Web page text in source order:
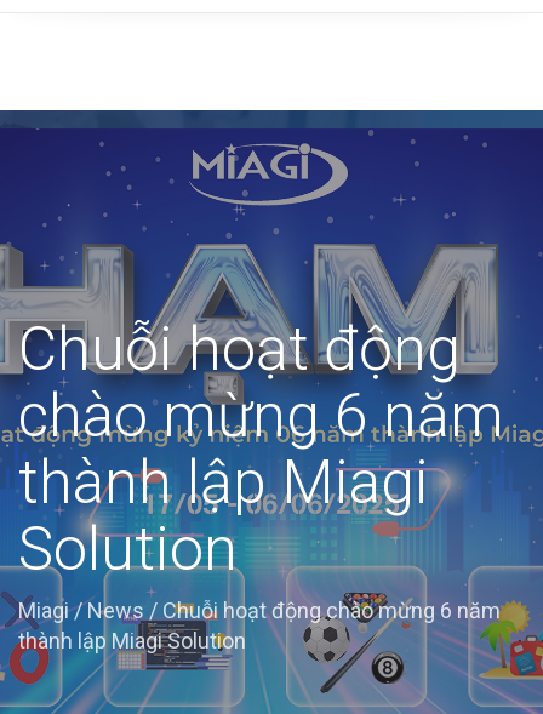
Chuỗi hoạt động
chào mừng 6 năm
thành lập Miagi
Solution
Miagi/News / Chuỗi hoạt động chào mừng 6 năm
thành lập Miagi Solution